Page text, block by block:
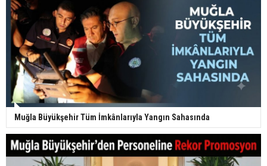
Muğla Büyükşehir Tüm İmkânlarıyla Yangın Sahasında